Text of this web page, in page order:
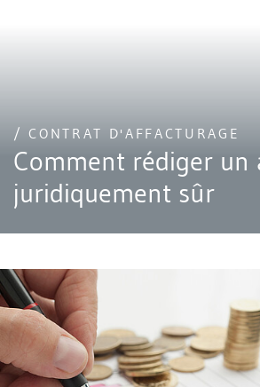
/ CONTRAT D'AFFACTURAGE
Comment rédiger un
juridiquement sûr